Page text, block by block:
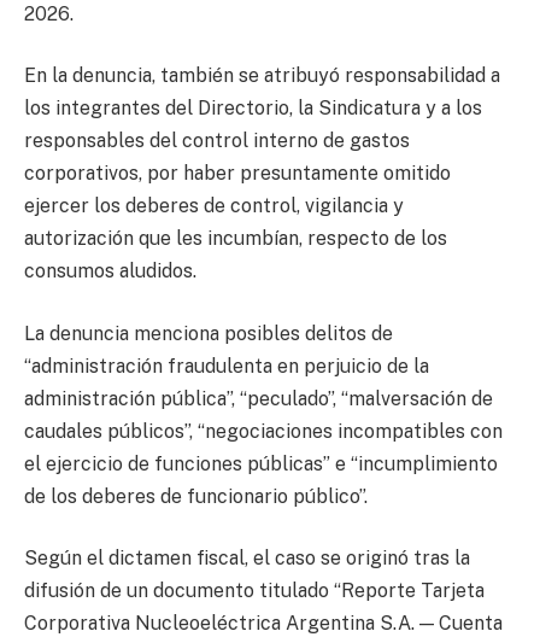
2026.
En la denuncia, también se atribuyó responsabilidad a
los integrantes del Directorio, la Sindicatura y a los
responsables del control interno de gastos
corporativos, por haber presuntamente omitido
ejercer los deberes de control, vigilancia y
autorización que les incumbían, respecto de los
consumos aludidos.
La denuncia menciona posibles delitos de
“administración fraudulenta en perjuicio de la
administración pública”, “peculado”, “malversación de
caudales públicos”, “negociaciones incompatibles con
el ejercicio de funciones públicas” e “incumplimiento
de los deberes de funcionario público”.
Según el dictamen fiscal, el caso se originó tras la
difusión de un documento titulado “Reporte Tarjeta
Corporativa Nucleoeléctrica Argentina S.A. — Cuenta